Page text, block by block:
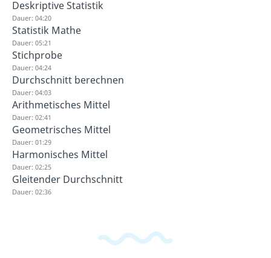
Deskriptive Statistik
Dauer: 04:20
Statistik Mathe
Dauer: 05:21
Stichprobe
Dauer: 04:24
Durchschnitt berechnen
Dauer: 04:03
Arithmetisches Mittel
Dauer: 02:41
Geometrisches Mittel
Dauer: 01:29
Harmonisches Mittel
Dauer: 02:25
Gleitender Durchschnitt
Dauer: 02:36